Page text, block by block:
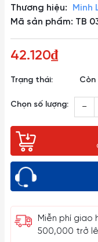
Thương hiệu:
Minh
Mã sản phẩm: TB
42.120₫
Trạng thái: Còn
Chọn số lượng: –
Miễn phí giao
500,000 trở